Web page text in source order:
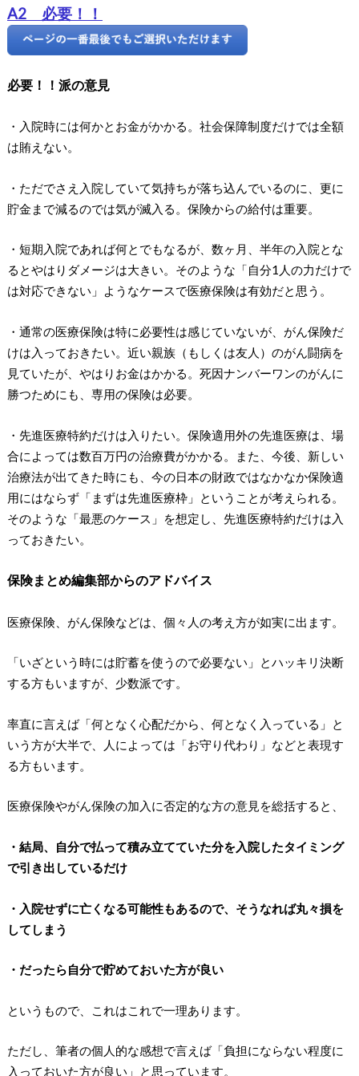
A2 必要！！
必要！！派の意見
・入院時には何かとお金がかかる。社会保障制度だけでは全額
は賄えない。
・ただでさえ入院していて気持ちが落ち込んでいるのに、更に
貯金まで減るのでは気が滅入る。保険からの給付は重要。
・短期入院であれば何とでもなるが、数ヶ月、半年の入院とな
るとやはりダメージは大きい。そのような「自分1人の力だけで
は対応できない」ようなケースで医療保険は有効だと思う。
・通常の医療保険は特に必要性は感じていないが、がん保険だ
けは入っておきたい。近い親族（もしくは友人）のがん闘病を
見ていたが、やはりお金はかかる。死因ナンバーワンのがんに
勝つためにも、専用の保険は必要。
・先進医療特約だけは入りたい。保険適用外の先進医療は、場
合によっては数百万円の治療費がかかる。また、今後、新しい
治療法が出てきた時にも、今の日本の財政ではなかなか保険適
用にはならず「まずは先進医療枠」ということが考えられる。
そのような「最悪のケース」を想定し、先進医療特約だけは入
っておきたい。
保険まとめ編集部からのアドバイス
医療保険、がん保険などは、個々人の考え方が如実に出ます。
「いざという時には貯蓄を使うので必要ない」とハッキリ決断
する方もいますが、少数派です。
率直に言えば「何となく心配だから、何となく入っている」と
いう方が大半で、人によっては「お守り代わり」などと表現す
る方もいます。
医療保険やがん保険の加入に否定的な方の意見を総括すると、
・結局、自分で払って積み立てていた分を入院したタイミング
で引き出しているだけ
・入院せずに亡くなる可能性もあるので、そうなれば丸々損を
してしまう
・だったら自分で貯めておいた方が良い
というもので、これはこれで一理あります。
ただし、筆者の個人的な感想で言えば「負担にならない程度に
入っておいた方が良い」と思っています。